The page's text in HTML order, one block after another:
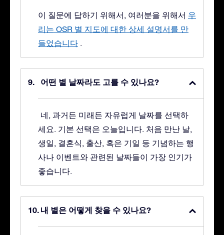
이 질문에 답하기 위해서, 여러분을 위해서 우
리는 OSR 별 지도에 대한 상세 설명서를 만
들었습니다 .
어떤 별 날짜라도 고를 수 있나요?
네, 과거든 미래든 자유럽게 날짜를 선택하
세요. 기본 선택은 오늘입니다. 처음 만난 날,
생일, 결혼식, 출산, 혹은 기일 등 기념하는 행
사나 이벤트와 관련된 날짜들이 가장 인기가
좋습니다.
내 별은 어떻게 찾을 수 있나요?